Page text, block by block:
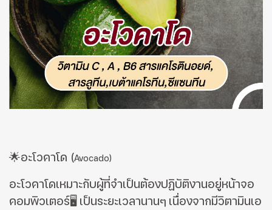
🌟อะโวคาโด (Avocado)
อะโวคาโดเหมาะกับผู้ที่จําเป็นต้องปฏิบัติงานอยู่หน้าจอ
คอมพิวเตอร์🖥 เป็นระยะเวลานานๆ เนื่องจากมีวิตามินเอ